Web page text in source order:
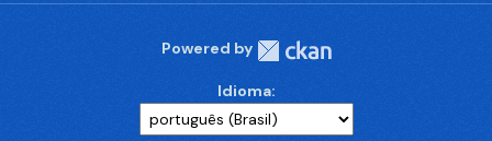
Powered by
Idioma